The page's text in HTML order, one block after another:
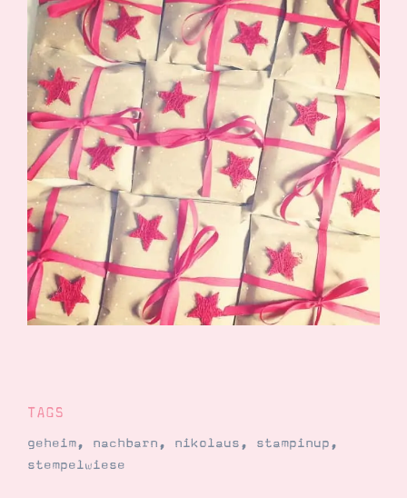
Kontakt
Angebote
Demonstrator werden
Blog
Gutscheine
Produkte erklärt
Über mich
Über Stampin’ Up!
Ordnungstipps
TAGS
geheim, nachbarn, nikolaus, stampinup,
stempelwiese